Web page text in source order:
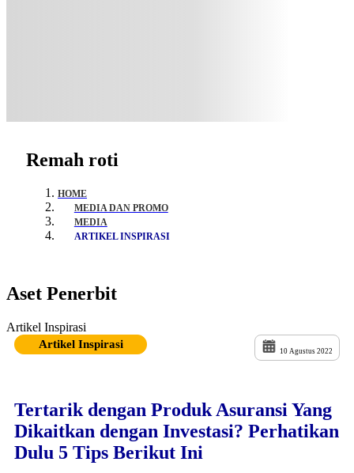
Remah roti
HOME
MEDIA DAN PROMO
MEDIA
ARTIKEL INSPIRASI
Aset Penerbit
Artikel Inspirasi
Artikel Inspirasi
10 Agustus 2022
Tertarik dengan Produk Asuransi Yang
Dikaitkan dengan Investasi? Perhatikan
Dulu 5 Tips Berikut Ini